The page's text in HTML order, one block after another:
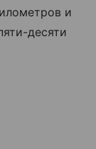
и
десяти